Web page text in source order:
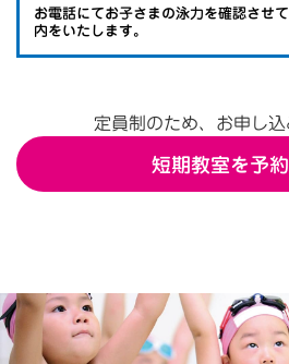
お電話にてお子さまの泳力を確認させ
内をいたします。
定員制のため、お申し
短期教室を予